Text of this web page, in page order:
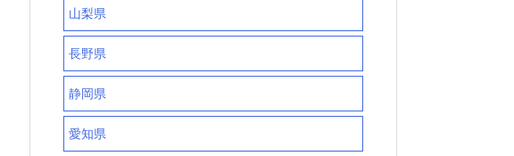
山梨県
長野県
静岡県
愛知県